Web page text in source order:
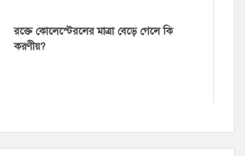
রক্তে কোলেস্টেরলের মাত্রা বেড়ে গেলে কি
করণীয়?